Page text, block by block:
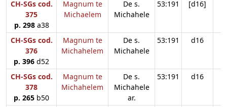
CH-SGs cod.
375
p. 298a38
Magnum te
Michaelem
De s.
Michahele
53:191 [d16]
CH-SGs cod.
376
p. 396 d52
Magnum te
Michahelem
De s.
Michahele
53:191 d16
CH-SGs cod.
378
p. 265 b50
Magnum te
Michahelem
De s.
Michahele
ar.
53:191 d16